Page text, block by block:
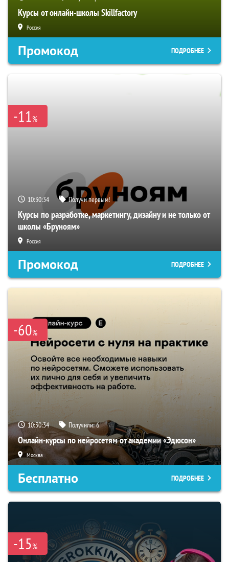
Курсы от онлайн-школы Skillfactory
Россия
Промокод ПОДРОБНЕЕ
-11%
10:30:34 Получи первым!
Курсы по разработке, маркетингу, дизайну и не только от
школы «Бруноям»
Россия
Промокод ПОДРОБНЕЕ
-60%
10:30:34 Получили:6
Онлайн-курсы по нейросетям от академии «Эдюсон»
Москва
Бесплатно ПОДРОБНЕЕ
-15%